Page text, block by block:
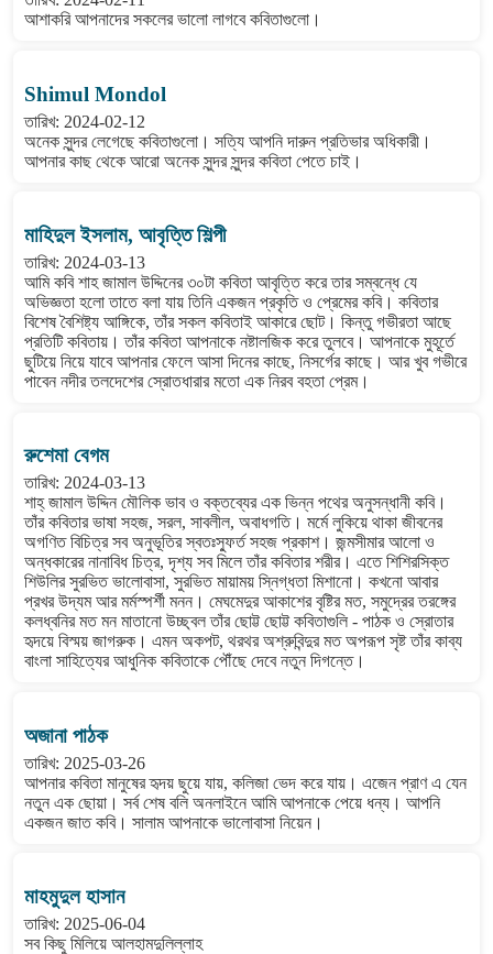
আশাকরি আপনাদের সকলের ভালো লাগবে কবিতাগুলো।
Shimul Mondol
তারিখ: 2024-02-12
অনেক সুন্দর লেগেছে কবিতাগুলো। সত্যি আপনি দারুন প্রতিভার অধিকারী।
আপনার কাছ থেকে আরো অনেক সুন্দর সুন্দর কবিতা পেতে চাই।
মাহিদুল ইসলাম, আবৃত্তি শিল্পী
তারিখ: 2024-03-13
আমি কবি শাহ জামাল উদ্দিনের ৩০টা কবিতা আবৃত্তি করে তার সম্বন্ধে যে
অভিজ্ঞতা হলো তাতে বলা যায় তিনি একজন প্রকৃতি ও প্রেমের কবি। কবিতার
বিশেষ বৈশিষ্ট্য আঙ্গিকে, তাঁর সকল কবিতাই আকারে ছোট। কিন্তু গভীরতা আছে
প্রতিটি কবিতায়। তাঁর কবিতা আপনাকে নষ্টালজিক করে তুলবে। আপনাকে মুহূর্তে
ছুটিয়ে নিয়ে যাবে আপনার ফেলে আসা দিনের কাছে, নিসর্গের কাছে। আর খুব গভীরে
পাবেন নদীর তলদেশের স্রোতধারার মতো এক নিরব বহতা প্রেম।
রুশেমা বেগম
তারিখ: 2024-03-13
শাহ্ জামাল উদ্দিন মৌলিক ভাব ও বক্তব্যের এক ভিন্ন পথের অনুসন্ধানী কবি।
তাঁর কবিতার ভাষা সহজ, সরল, সাবলীল, অবাধগতি। মর্মে লুকিয়ে থাকা জীবনের
অগণিত বিচিত্র সব অনুভূতির স্বতঃস্ফুর্ত সহজ প্রকাশ। জন্মসীমার আলো ও
অন্ধকারের নানাবিধ চিত্র, দৃশ্য সব মিলে তাঁর কবিতার শরীর। এতে শিশিরসিক্ত
শিউলির সুরভিত ভালোবাসা, সুরভিত মায়াময় স্নিগ্ধতা মিশানো। কখনো আবার
প্রখর উদ্যম আর মর্মস্পর্শী মনন। মেঘমেদুর আকাশের বৃষ্টির মত, সমুদ্রের তরঙ্গের
কলধ্বনির মত মন মাতানো উচ্ছ্বল তাঁর ছোট্ট ছোট্ট কবিতাগুলি - পাঠক ও স্রোতার
হৃদয়ে বিস্ময় জাগরুক। এমন অকপট, থরথর অশ্রুবিন্দুর মত অপরূপ সৃষ্ট তাঁর কাব্য
বাংলা সাহিত্যের আধুনিক কবিতাকে পৌঁছে দেবে নতুন দিগন্তে।
অজানা পাঠক
তারিখ: 2025-03-26
আপনার কবিতা মানুষের হৃদয় ছুয়ে যায়, কলিজা ভেদ করে যায়। এজেন প্রাণ এ যেন
নতুন এক ছোয়া। সর্ব শেষ বলি অনলাইনে আমি আপনাকে পেয়ে ধন্য। আপনি
একজন জাত কবি। সালাম আপনাকে ভালোবাসা নিয়েন।
মাহমুদুল হাসান
তারিখ: 2025-06-04
সব কিছু মিলিয়ে আলহামদুলিল্লাহ